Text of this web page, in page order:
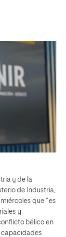
y de la
de Industria,
que “es
y
bélico en
capacidades